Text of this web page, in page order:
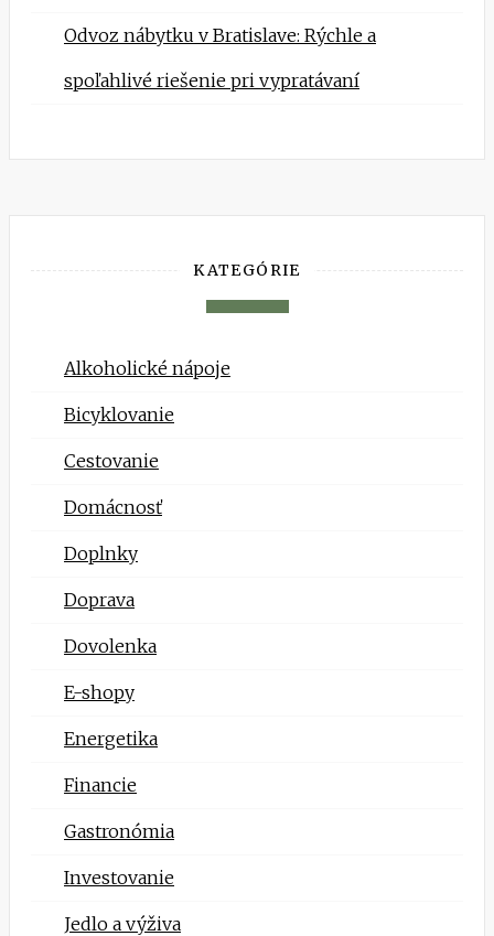
Odvoz nábytku v Bratislave: Rýchle a
spoľahlivé riešenie pri vypratávaní
KATEGÓRIE
Alkoholické nápoje
Bicyklovanie
Cestovanie
Domácnosť
Doplnky
Doprava
Dovolenka
E-shopy
Energetika
Financie
Gastronómia
Investovanie
Jedlo a výživa